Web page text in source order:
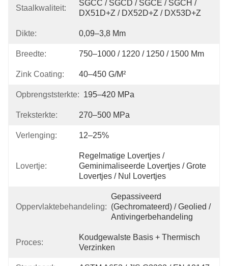
Staalkwaliteit:
SGCC / SGCD / SGCE / SGCH /
DX51D+Z / DX52D+Z / DX53D+Z
Dikte: 0,09–3,8 Mm
Breedte: 750–1000 / 1220 / 1250 / 1500 Mm
Zink Coating: 40–450 G/m²
Opbrengststerkte: 195–420 MPa
Treksterkte: 270–500 MPa
Verlenging: 12–25%
Lovertje:
Regelmatige Lovertjes /
Geminimaliseerde Lovertjes / Grote
Lovertjes / Nul Lovertjes
Oppervlaktebehandeling:
Gepassiveerd
(gechromateerd) / Geolied /
Antivingerbehandeling
Proces:
Koudgewalste Basis + Thermisch
Verzinken